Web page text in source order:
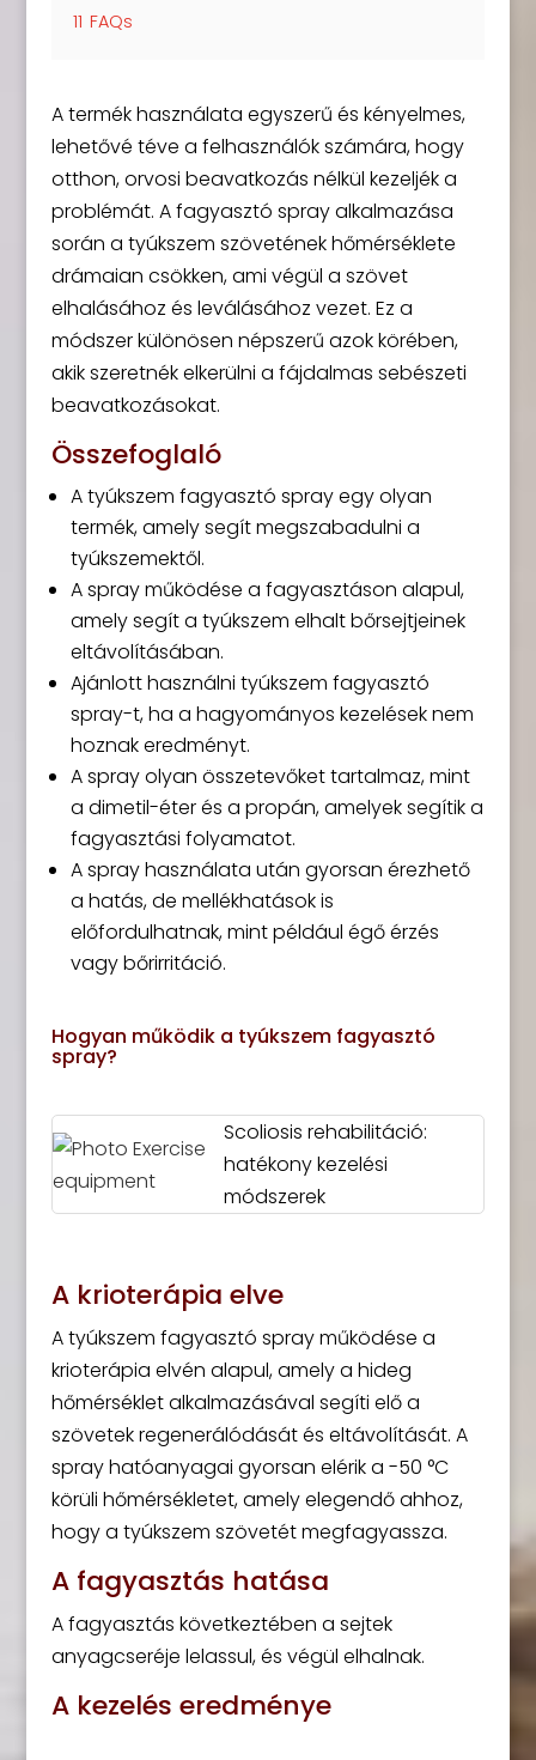
11 FAQs
A termék használata egyszerű és kényelmes,
lehetővé téve a felhasználók számára, hogy
otthon, orvosi beavatkozás nélkül kezeljék a
problémát. A fagyasztó spray alkalmazása
során a tyúkszem szövetének hőmérséklete
drámaian csökken, ami végül a szövet
elhalásához és leválásához vezet. Ez a
módszer különösen népszerű azok körében,
akik szeretnék elkerülni a fájdalmas sebészeti
beavatkozásokat.
Összefoglaló
A tyúkszem fagyasztó spray egy olyan
termék, amely segít megszabadulni a
tyúkszemektől.
A spray működése a fagyasztáson alapul,
amely segít a tyúkszem elhalt bőrsejtjeinek
eltávolításában.
Ajánlott használni tyúkszem fagyasztó
spray-t, ha a hagyományos kezelések nem
hoznak eredményt.
A spray olyan összetevőket tartalmaz, mint
a dimetil-éter és a propán, amelyek segítik a
fagyasztási folyamatot.
A spray használata után gyorsan érezhető
a hatás, de mellékhatások is
előfordulhatnak, mint például égő érzés
vagy bőrirritáció.
Hogyan működik a tyúkszem fagyasztó
spray?
Scoliosis rehabilitáció:
hatékony kezelési
módszerek
A krioterápia elve
A tyúkszem fagyasztó spray működése a
krioterápia elvén alapul, amely a hideg
hőmérséklet alkalmazásával segíti elő a
szövetek regenerálódását és eltávolítását. A
spray hatóanyagai gyorsan elérik a -50 °C
körüli hőmérsékletet, amely elegendő ahhoz,
hogy a tyúkszem szövetét megfagyassza.
A fagyasztás hatása
A fagyasztás következtében a sejtek
anyagcseréje lelassul, és végül elhalnak.
A kezelés eredménye